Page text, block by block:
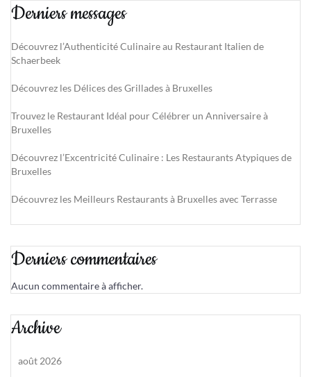
Derniers messages
Découvrez l’Authenticité Culinaire au Restaurant Italien de
Schaerbeek
Découvrez les Délices des Grillades à Bruxelles
Trouvez le Restaurant Idéal pour Célébrer un Anniversaire à
Bruxelles
Découvrez l’Excentricité Culinaire : Les Restaurants Atypiques de
Bruxelles
Découvrez les Meilleurs Restaurants à Bruxelles avec Terrasse
Derniers commentaires
Aucun commentaire à afficher.
Archive
août 2026